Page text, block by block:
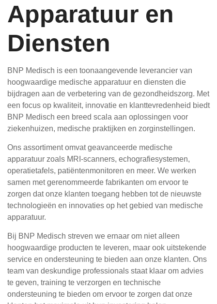
Apparatuur en
Diensten
BNP Medisch is een toonaangevende leverancier van
hoogwaardige medische apparatuur en diensten die
bijdragen aan de verbetering van de gezondheidszorg. Met
een focus op kwaliteit, innovatie en klanttevredenheid biedt
BNP Medisch een breed scala aan oplossingen voor
ziekenhuizen, medische praktijken en zorginstellingen.
Ons assortiment omvat geavanceerde medische
apparatuur zoals MRI-scanners, echografiesystemen,
operatietafels, patiëntenmonitoren en meer. We werken
samen met gerenommeerde fabrikanten om ervoor te
zorgen dat onze klanten toegang hebben tot de nieuwste
technologieën en innovaties op het gebied van medische
apparatuur.
Bij BNP Medisch streven we ernaar om niet alleen
hoogwaardige producten te leveren, maar ook uitstekende
service en ondersteuning te bieden aan onze klanten. Ons
team van deskundige professionals staat klaar om advies
te geven, training te verzorgen en technische
ondersteuning te bieden om ervoor te zorgen dat onze